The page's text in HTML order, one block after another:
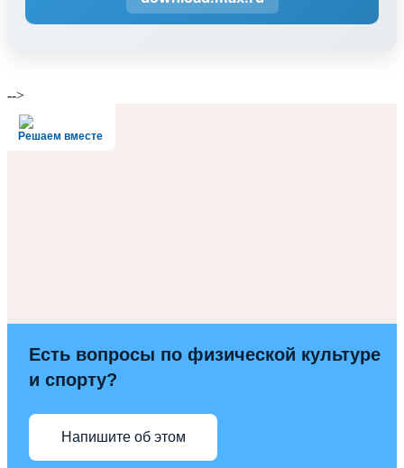
-->
Решаем вместе
Есть вопросы по физической культуре
и спорту?
Напишите об этом